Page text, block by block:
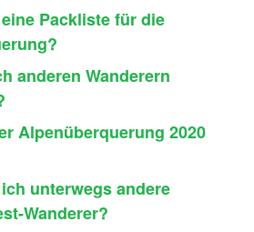
Packliste für die
anderen Wanderern
Alpenüberquerung 2020
unterwegs andere
Wanderer?